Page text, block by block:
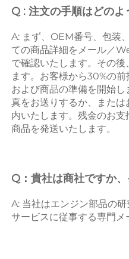
Q : 注文の手順はどのよ
A: まず、OEM番号、包装
ての商品詳細をメール／
で確認いたします。その
ます。お客様から30%の
および商品の準備を開始
真をお送りするか、また
内いたします。残金のお
商品を発送いたします。
Q：貴社は商社ですか
A: 当社はエンジン部品の
サービスに従事する専門メ